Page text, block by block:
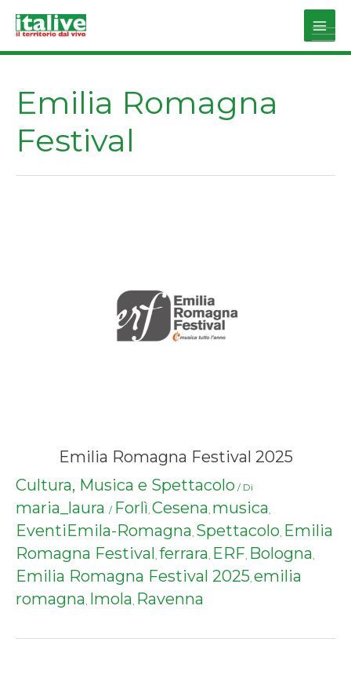
Main
Emilia Romagna
Festival
Emilia Romagna Festival 2025
Cultura, Musica e Spettacolo / Di
maria_laura / Forlì, Cesena, musica,
EventiEmila-Romagna, Spettacolo, Emilia
Romagna Festival , ferrara, ERF, Bologna,
Emilia Romagna Festival 2025, emilia
romagna, Imola, Ravenna